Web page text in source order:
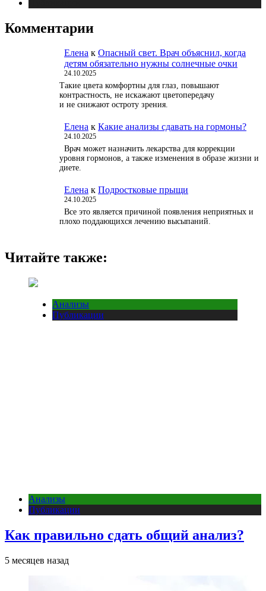
Комментарии
Елена к Опасный свет. Врач объяснил, когда
детям обязательно нужны солнечные очки
24.10.2025
Такие цвета комфортны для глаз, повышают
контрастность, не искажают цветопередачу
и не снижают остроту зрения.
Елена к Какие анализы сдавать на гормоны?
24.10.2025
Врач может назначить лекарства для коррекции
уровня гормонов, а также изменения в образе жизни и
диете.
Елена к Подростковые прыщи
24.10.2025
Все это является причиной появления неприятных и
плохо поддающихся лечению высыпаний.
Читайте также:
Анализы
Публикации
Анализы
Публикации
Как правильно сдать общий анализ?
5 месяцев назад